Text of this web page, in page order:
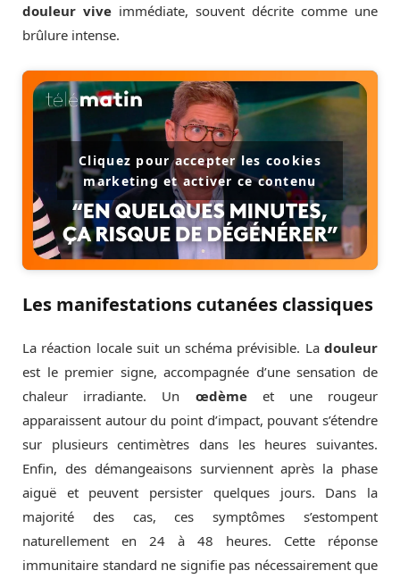
douleur vive immédiate, souvent décrite comme une
brûlure intense.
Cliquez pour accepter les cookies
marketing et activer ce contenu
Les manifestations cutanées classiques
La réaction locale suit un schéma prévisible. La douleur
est le premier signe, accompagnée d’une sensation de
chaleur irradiante. Un œdèmeet une rougeur
apparaissent autour du point d’impact, pouvant s’étendre
sur plusieurs centimètres dans les heures suivantes.
Enfin, des démangeaisons surviennent après la phase
aiguë et peuvent persister quelques jours. Dans la
majorité des cas, ces symptômes s’estompent
naturellement en 24 à 48 heures. Cette réponse
immunitaire standard ne signifie pas nécessairement que